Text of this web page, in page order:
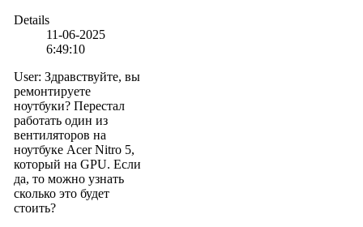
Details
11-06-2025
6:49:10
User: Здравствуйте, вы
ремонтируете
ноутбуки? Перестал
работать один из
вентиляторов на
ноутбуке Acer Nitro 5,
который на GPU. Если
да, то можно узнать
сколько это будет
стоить?